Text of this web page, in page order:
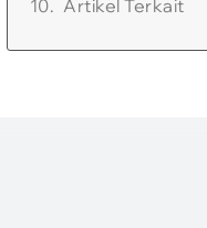
Artikel Terkait